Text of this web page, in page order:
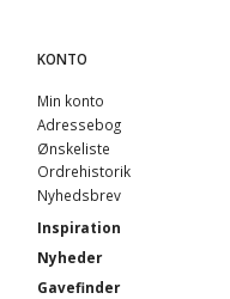
KONTO
Min konto
Adressebog
Ønskeliste
Ordrehistorik
Nyhedsbrev
Inspiration
Nyheder
Gavefinder